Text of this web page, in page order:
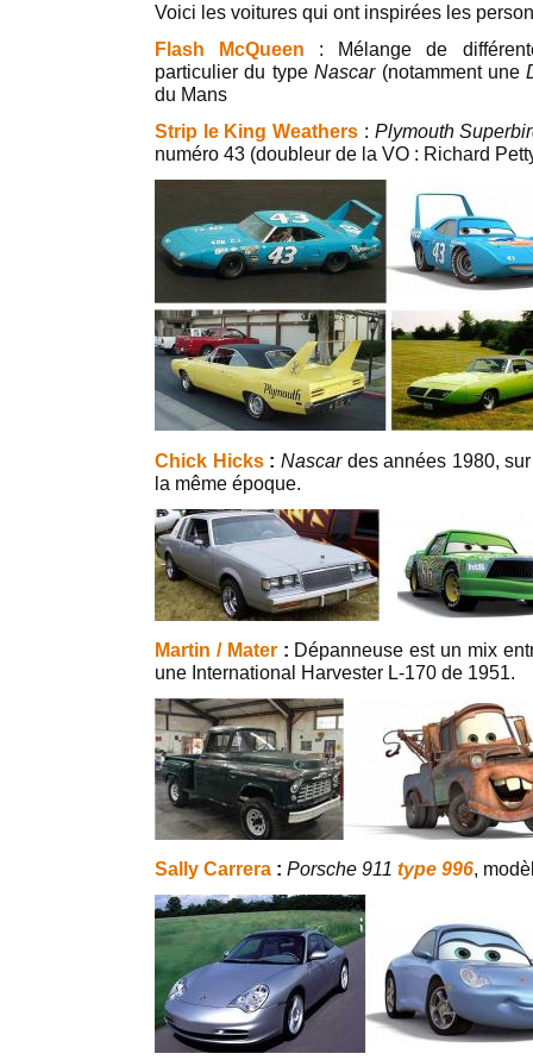
Voici les voitures qui ont inspirées les
Flash McQueen : Mélange de
particulier du typeNascar(notamment une
du Mans
Strip le King Weathers : Plymouth
numéro 43 (doubleur de la VO : Richard
Chick Hicks: Nascar des années 1980,
la même époque.
Martin / Mater: Dépanneuse est un mix
une International Harvester L-170 de 1951.
Sally Carrera : Porsche 911 type 996,